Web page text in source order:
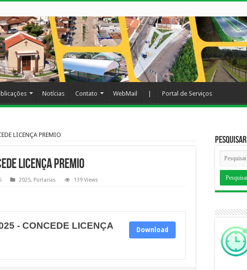
Notícias Contato WebMail Portal de Serviços
LICENÇA PREMIO
LICENÇA PREMIO
2025, Portarias 139 Views
- CONCEDE LICENÇA
Download
Pesquisar